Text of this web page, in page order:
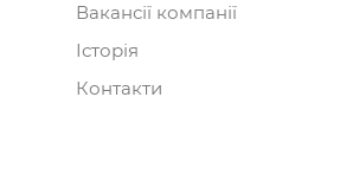
Вакансії компанії
Історія
Контакти